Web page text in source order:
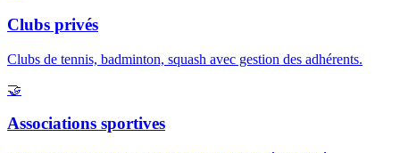
Clubs privés
Clubs de tennis, badminton, squash avec gestion des adhérents.
🤝
Associations sportives